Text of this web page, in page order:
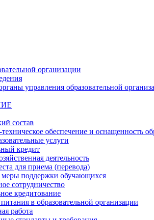
организации
управления образовательной
состав
обеспечение и оснащенность
услуги
кредит
деятельность
для приема (перевода)
поддержки обучающихся
сотрудничество
кредитование
в образовательной организации
работа